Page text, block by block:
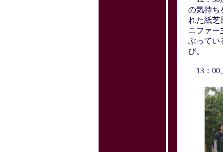
の気持ち
れた紙芝
ニファー
ぶってい
び。
13：00